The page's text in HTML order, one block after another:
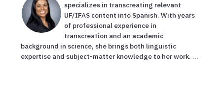
specializes in transcreating relevant
UF/IFAS content into Spanish. With years
of professional experience in
transcreation and an academic
background in science, she brings both linguistic
expertise and subject-matter knowledge to her work. ...